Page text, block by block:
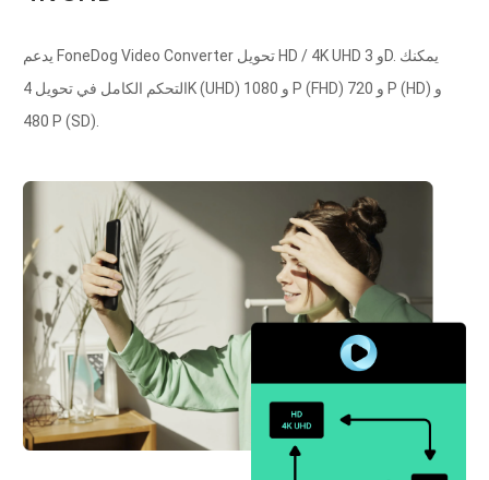
يدعم FoneDog Video Converter تحويل HD / 4K UHD و 3D. يمكنك
التحكم الكامل في تحويل 4K (UHD) و 1080 P (FHD) و 720 P (HD) و
480 P (SD).